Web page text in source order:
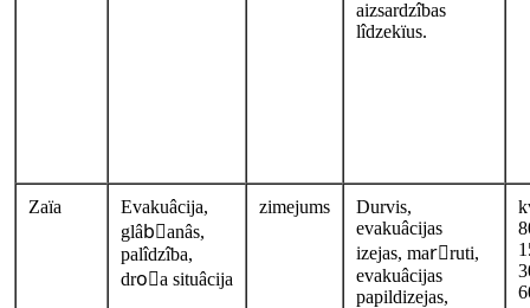
aizsardzîbas
lîdzekïus.
Zaïa
Evakuâcija,
glâbًanâs,
palîdzîba,
droًa situâcija
zimejums
Durvis,
evakuâcijas
izejas, marًruti,
evakuâcijas
papildizejas,